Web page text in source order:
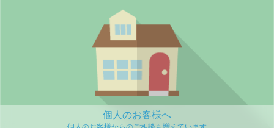
個人のお客様へ